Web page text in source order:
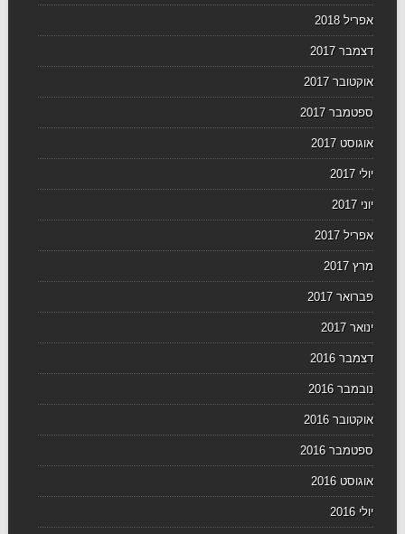
אפריל 2018
דצמבר 2017
אוקטובר 2017
ספטמבר 2017
אוגוסט 2017
יולי 2017
יוני 2017
אפריל 2017
מרץ 2017
פברואר 2017
ינואר 2017
דצמבר 2016
נובמבר 2016
אוקטובר 2016
ספטמבר 2016
אוגוסט 2016
יולי 2016